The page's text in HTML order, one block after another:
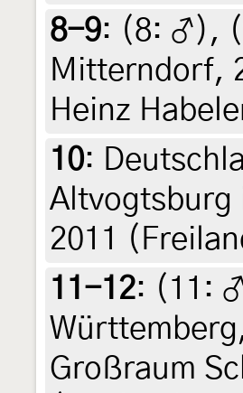
8-9: (8: ♂ ),
Mitterndorf,
Heinz
10:
Altvogtsburg
2011
11-12: (11:
Großraum